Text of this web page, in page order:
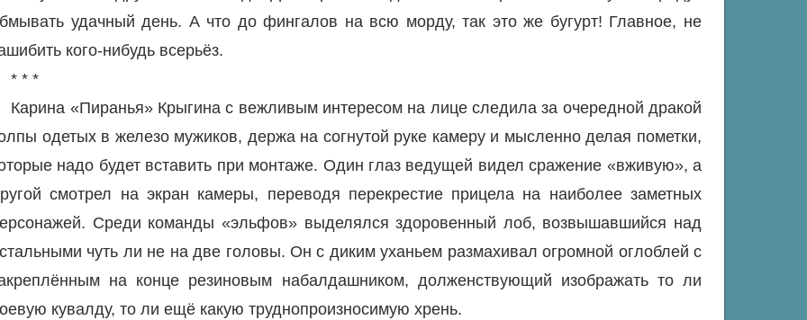
удачный день. А что до фингалов на всю морду, так это же бугурт! Главное, не
кого-нибудь всерьёз.
* * *
Карина «Пиранья» Крыгина с вежливым интересом на лице следила за очередной дракой
одетых в железо мужиков, держа на согнутой руке камеру и мысленно делая пометки,
надо будет вставить при монтаже. Один глаз ведущей видел сражение «вживую», а
смотрел на экран камеры, переводя перекрестие прицела на наиболее заметных
Среди команды «эльфов» выделялся здоровенный лоб, возвышавшийся над
чуть ли не на две головы. Он с диким уханьем размахивал огромной оглоблей с
на конце резиновым набалдашником, долженствующий изображать то ли
кувалду, то ли ещё какую труднопроизносимую хрень.